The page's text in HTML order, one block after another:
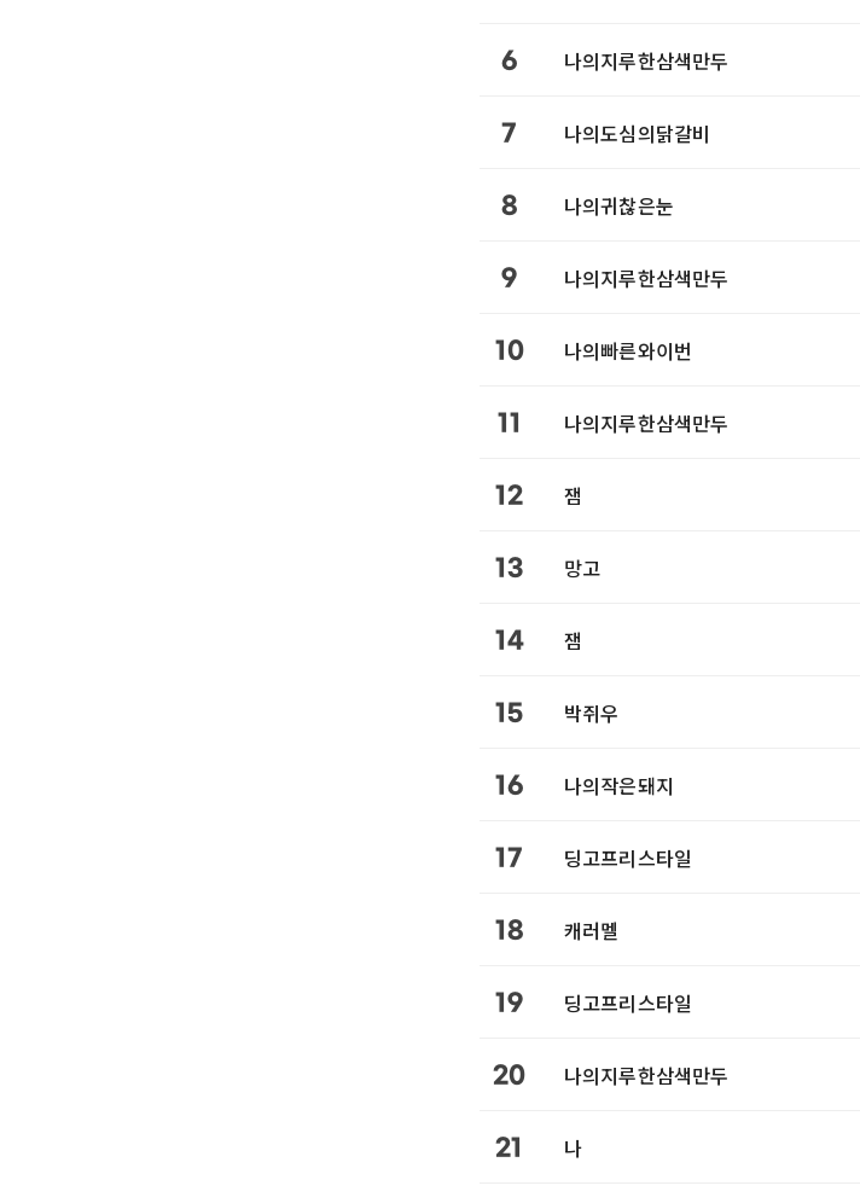
6 나의지루한삼색만두
7 나의도심의닭갈비
8 나의귀찮은눈
9 나의지루한삼색만두
10 나의빠른와이번
11 나의지루한삼색만두
12 잼
13 망고
14 잼
15 박쥐우
16 나의작은돼지
17 딩고프리스타일
18 캐러멜
19 딩고프리스타일
20 나의지루한삼색만두
21 나